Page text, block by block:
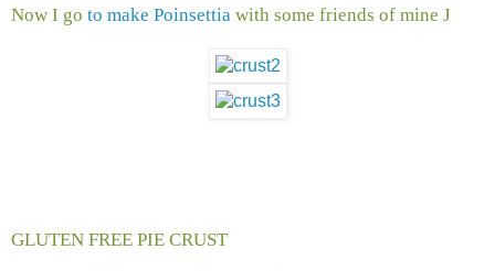
Now I go to make Poinsettia with some friends of mine J
GLUTEN FREE PIE CRUST